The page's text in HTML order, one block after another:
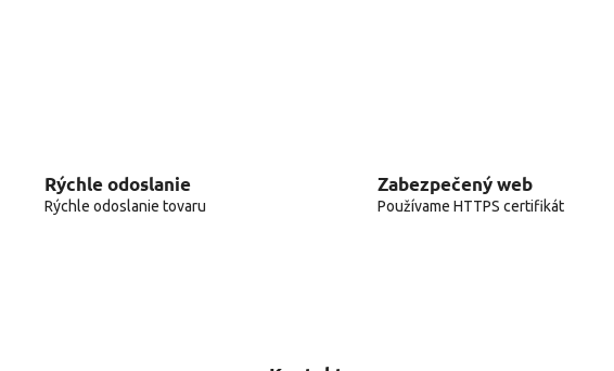
Rýchle odoslanie
Rýchle odoslanie tovaru
Zabezpečený web
Používame HTTPS certifikát